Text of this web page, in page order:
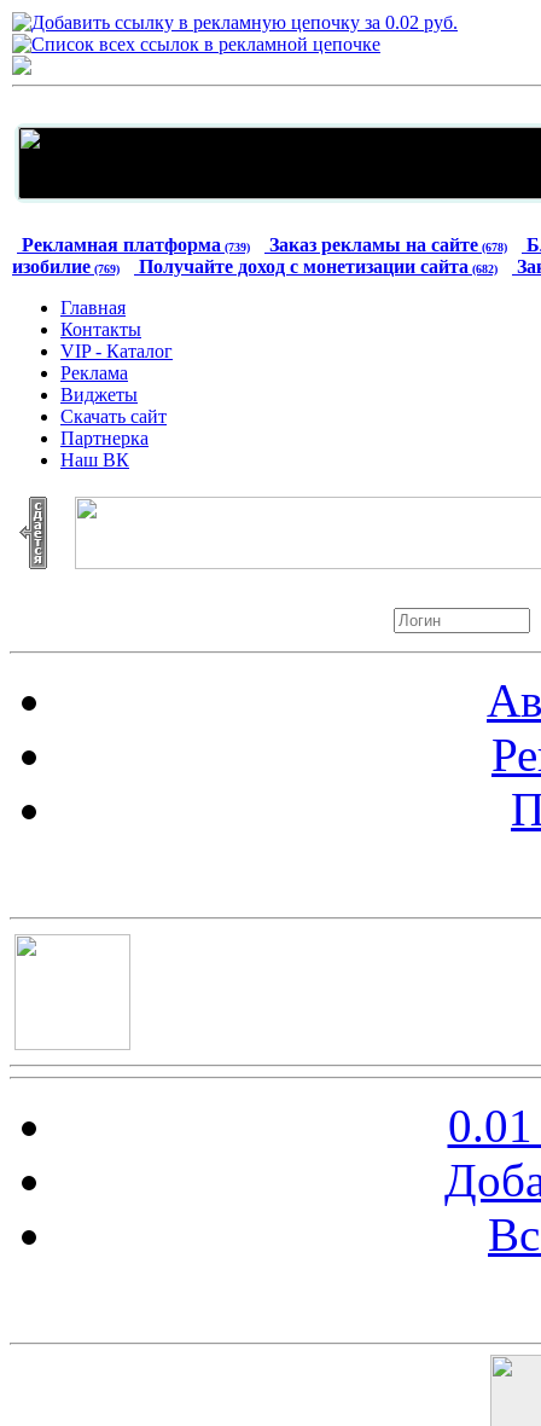
Рекламная платформа (739) Заказ рекламы на сайте (678)
изобилие (769) Получайте доход с монетизации сайта (682)
Главная
Контакты
VIP - Каталог
Реклама
Виджеты
Скачать сайт
Партнерка
Наш ВК